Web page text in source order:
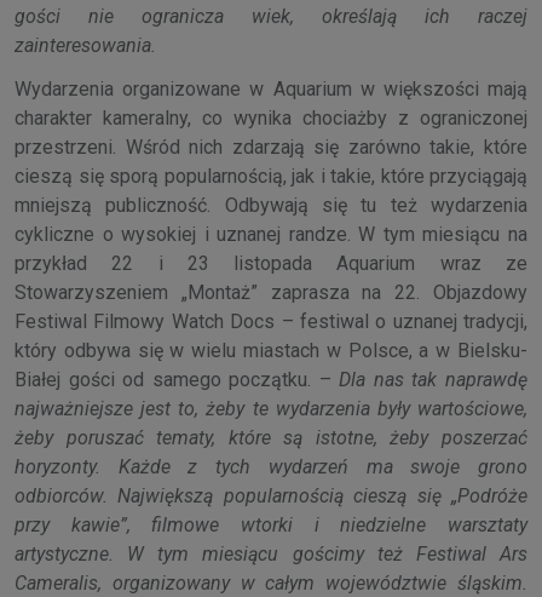
gości nie ogranicza wiek, określają ich raczej
zainteresowania.
Wydarzenia organizowane w Aquarium w większości mają
charakter kameralny, co wynika chociażby z ograniczonej
przestrzeni. Wśród nich zdarzają się zarówno takie, które
cieszą się sporą popularnością, jak i takie, które przyciągają
mniejszą publiczność. Odbywają się tu też wydarzenia
cykliczne o wysokiej i uznanej randze. W tym miesiącu na
przykład 22 i 23 listopada Aquarium wraz ze
Stowarzyszeniem „Montaż” zaprasza na 22. Objazdowy
Festiwal Filmowy Watch Docs – festiwal o uznanej tradycji,
który odbywa się w wielu miastach w Polsce, a w Bielsku-
Białej gości od samego początku. –Dla nas tak naprawdę
najważniejsze jest to, żeby te wydarzenia były wartościowe,
żeby poruszać tematy, które są istotne, żeby poszerzać
horyzonty. Każde z tych wydarzeń ma swoje grono
odbiorców. Największą popularnością cieszą się „Podróże
przy kawie”, filmowe wtorki i niedzielne warsztaty
artystyczne. W tym miesiącu gościmy też Festiwal Ars
Cameralis, organizowany w całym województwie śląskim.